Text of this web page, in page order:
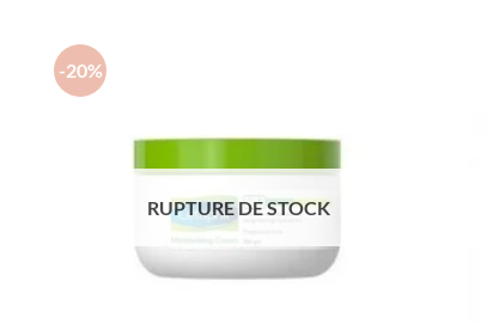
-20%
RUPTURE DE STOCK